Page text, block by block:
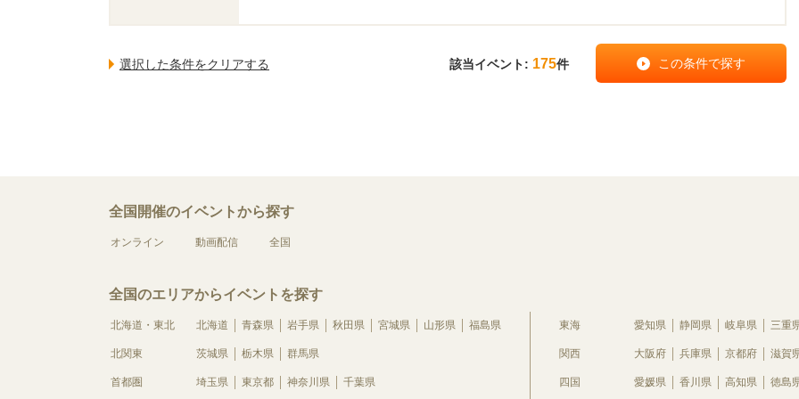
該当イベント: 175件
全国開催のイベントから探す
オンライン 動画配信 全国
全国のエリアからイベントを探す
北海道・東北 北海道 青森県 岩手県 秋田県 宮城県 山形県 福島県
北関東 茨城県 栃木県 群馬県
首都圏 埼玉県 東京都 神奈川県 千葉県
東海 愛知県 静岡県 岐阜県 三重
関西 大阪府 兵庫県 京都府 滋賀
四国 愛媛県 香川県 高知県 徳島